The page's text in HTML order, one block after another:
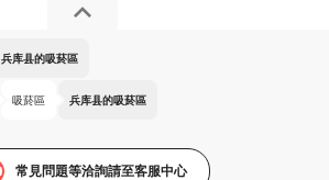
兵库县的吸菸區
吸菸區 兵库县的吸菸區
常見問題等洽詢請至客服中心